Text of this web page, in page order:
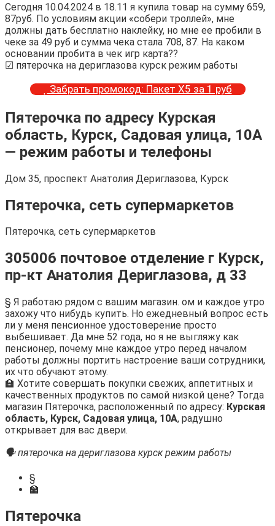
Сегодня 10.04.2024 в 18.11 я купила товар на сумму 659,
87руб. По условиям акции «собери троллей», мне
должны дать бесплатно наклейку, но мне ее пробили в
чеке за 49 руб и сумма чека стала 708, 87. На каком
основании пробита в чек игр карта??
☑ пятерочка на дериглазова курск режим работы
Забрать промокод: Пакет Х5 за 1 руб
Пятерочка по адресу Курская
область, Курск, Садовая улица, 10А
— режим работы и телефоны
Дом 35, проспект Анатолия Дериглазова, Курск
Пятерочка, сеть супермаркетов
Пятерочка, сеть супермаркетов
305006 почтовое отделение г Курск,
пр-кт Анатолия Дериглазова, д 33
§ Я работаю рядом с вашим магазин. ом и каждое утро
захожу что нибудь купить. Но ежедневный вопрос есть
ли у меня пенсионное удостоверение просто
выбешивает. Да мне 52 года, но я не выгляжу как
пенсионер, почему мне каждое утро перед началом
работы должны портить настроение ваши сотрудники,
их что обучают этому.
🏫 Хотите совершать покупки свежих, аппетитных и
качественных продуктов по самой низкой цене? Тогда
магазин Пятерочка, расположенный по адресу: Курская
область, Курск, Садовая улица, 10А, радушно
открывает для вас двери.
🗣 пятерочка на дериглазова курск режим работы
§
🏫
Пятерочка